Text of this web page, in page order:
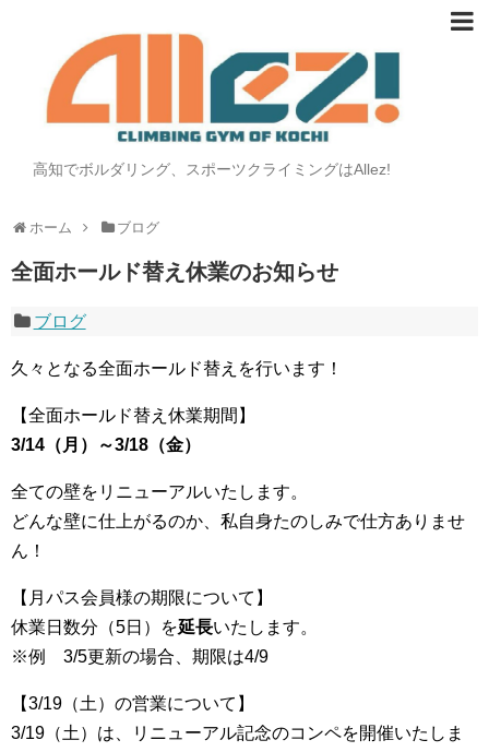
高知でボルダリング、スポーツクライミングはAllez!
ホーム ブログ
全面ホールド替え休業のお知らせ
ブログ
久々となる全面ホールド替えを行います！
【全面ホールド替え休業期間】
3/14（月）～3/18（金）
全ての壁をリニューアルいたします。
どんな壁に仕上がるのか、私自身たのしみで仕方ありませ
ん！
【月パス会員様の期限について】
休業日数分（5日）を延長いたします。
※例 3/5更新の場合、期限は4/9
【3/19（土）の営業について】
3/19（土）は、リニューアル記念のコンペを開催いたしま